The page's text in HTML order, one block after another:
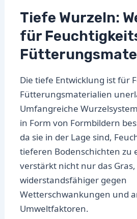
Tiefe Wurzeln:
für
Die tiefe Entwicklung ist für
Fütterungsmaterialien
Umfangreiche
in Form von Formbildern
da sie in der Lage sind,
tieferen Bodenschichten zu
verstärkt nicht nur das
widerstandsfähiger gegen
Wetterschwankungen und
Umweltfaktoren.